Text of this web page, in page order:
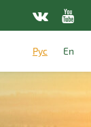
Рус
En